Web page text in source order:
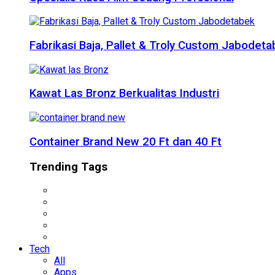
Fabrikasi Baja, Pallet & Troly Custom
Kawat Las Bronz Berkualitas Industri
Container Brand New 20 Ft dan 40 Ft
Trending Tags
Tech
All
Apps